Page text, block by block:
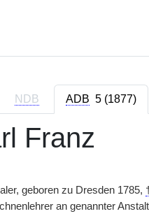
NDB ADB 5 (1877)
Franz
geboren zu Dresden 1785,
an genannter